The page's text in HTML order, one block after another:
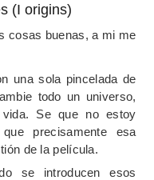
(I origins)
cosas buenas, a mi me
una sola pincelada de
todo un universo,
Se que no estoy
precisamente esa
de la película.
se introducen esos